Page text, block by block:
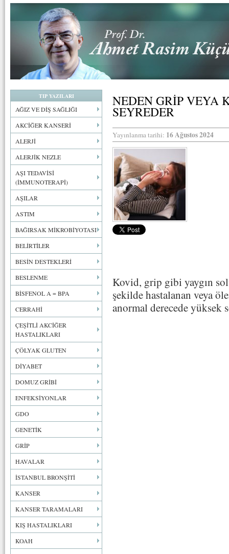
TIP YAZILARI
AĞIZ VE DİŞ SAĞLIĞI
AKCİĞER KANSERİ
ALERJİ
ALERJİK NEZLE
AŞI TEDAVİSİ
(İMMUNOTERAPİ)
AŞILAR
ASTIM
BAĞIRSAK MİKROBİYOTASI
BELİRTİLER
BESİN DESTEKLERİ
BESLENME
BİSFENOL A = BPA
CERRAHİ
ÇEŞİTLİ AKCİĞER
HASTALIKLARI
ÇÖLYAK GLUTEN
DİYABET
DOMUZ GRİBİ
ENFEKSİYONLAR
GDO
GENETİK
GRİP
HAVALAR
İSTANBUL BRONŞİTİ
KANSER
KANSER TARAMALARI
KIŞ HASTALIKLARI
KOAH
NEDEN GRİP VEYA
SEYREDER
Yayınlanma tarihi: 16 Ağustos 2024
Kovid, grip gibi yaygın
şekilde hastalanan veya
anormal derecede